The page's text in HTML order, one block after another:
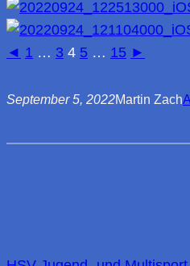
◄ 1 … 3 4 5 … 15 ►
September 5, 2022Martin Zach